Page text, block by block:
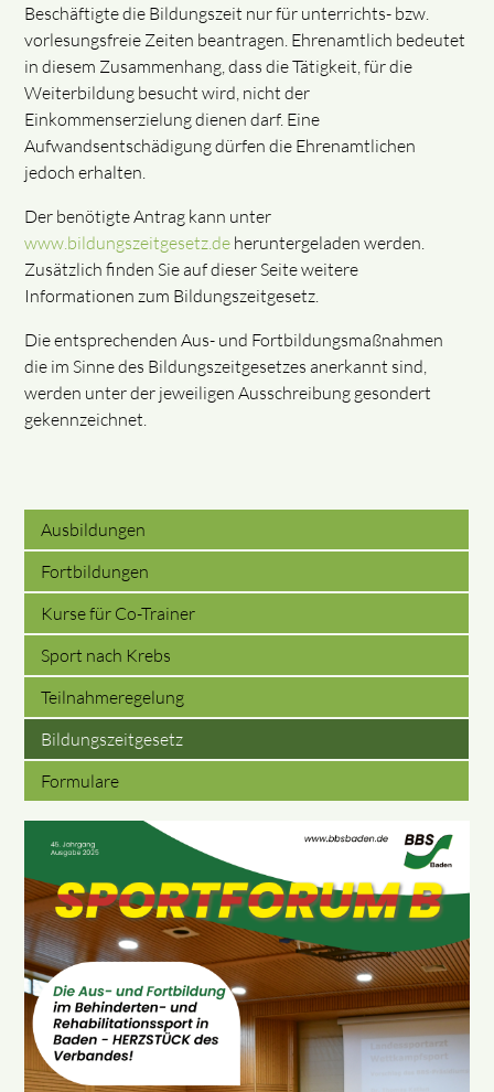
Beschäftigte die Bildungszeit nur für unterrichts- bzw.
vorlesungsfreie Zeiten beantragen. Ehrenamtlich bedeutet
in diesem Zusammenhang, dass die Tätigkeit, für die
Weiterbildung besucht wird, nicht der
Einkommenserzielung dienen darf. Eine
Aufwandsentschädigung dürfen die Ehrenamtlichen
jedoch erhalten.
Der benötigte Antrag kann unter
www.bildungszeitgesetz.de heruntergeladen werden.
Zusätzlich finden Sie auf dieser Seite weitere
Informationen zum Bildungszeitgesetz.
Die entsprechenden Aus- und Fortbildungsmaßnahmen
die im Sinne des Bildungszeitgesetzes anerkannt sind,
werden unter der jeweiligen Ausschreibung gesondert
gekennzeichnet.
Ausbildungen
Fortbildungen
Kurse für Co-Trainer
Sport nach Krebs
Teilnahmeregelung
Bildungszeitgesetz
Formulare